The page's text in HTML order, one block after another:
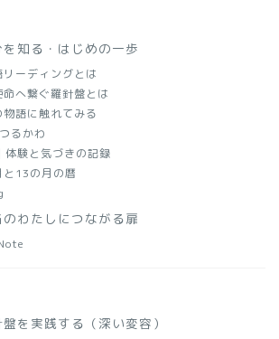
を知る・はじめの一歩
ーディングとは
へ繋ぐ羅針盤とは
語に触れてみる
るかわ
体験と気づきの記録
と13の月の暦
のわたしにつながる扉
盤を実践する（深い変容）